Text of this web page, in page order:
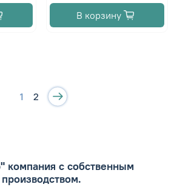
В корзину
1 2
компания с собственным
производством.